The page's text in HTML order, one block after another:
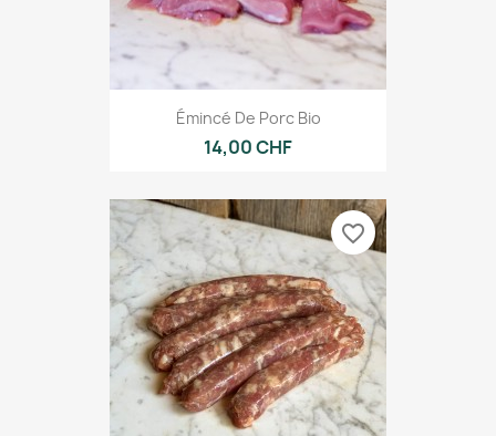
Émincé De Porc Bio
14,00 CHF
favorite_border